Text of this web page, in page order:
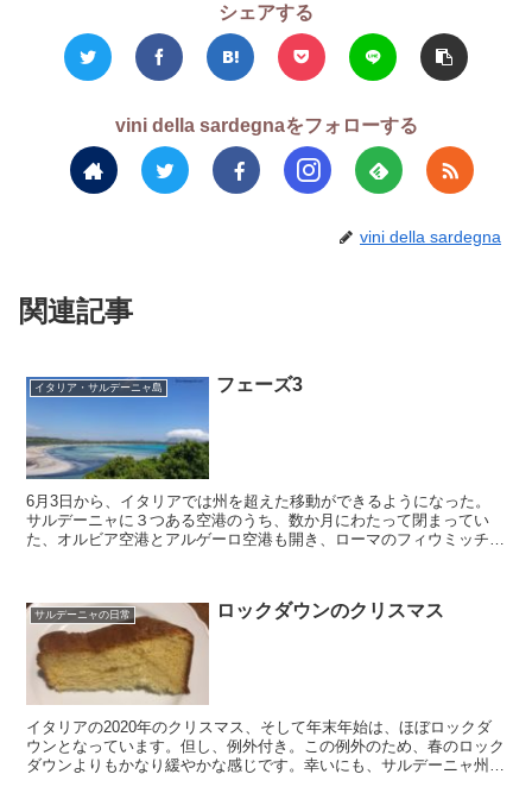
シェアする
vini della sardegnaをフォローする
vini della sardegna
関連記事
イタリア・サルデーニャ島 フェーズ3
6月3日から、イタリアでは州を超えた移動ができるようになった。
サルデーニャに３つある空港のうち、数か月にわたって閉まってい
た、オルビア空港とアルゲーロ空港も開き、ローマのフィウミッチー
サルデーニャの日常 ロックダウンのクリスマス
イタリアの2020年のクリスマス、そして年末年始は、ほぼロックダ
ウンとなっています。但し、例外付き。この例外のため、春のロック
ダウンよりもかなり緩やかな感じです。幸いにも、サルデーニャ州